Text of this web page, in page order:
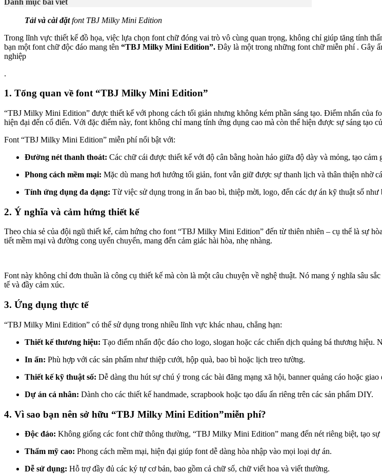
Tải và cài đặtfont TBJ Milky Mini Edition
Trong lĩnh vực thiết kế đồ họa, việc lựa chọn font chữ đóng vai trò vô cùng quan trọng, không chỉ giúp tăng tính
bạn một font chữ độc đáo mang tên “TBJ Milky Mini Edition”. Đây là một trong những font chữ miễn phí . Gây
nghiệp
.
1. Tổng quan về font “TBJ Milky Mini Edition”
“TBJ Milky Mini Edition” được thiết kế với phong cách tối giản nhưng không kém phần sáng tạo. Điểm nhấn của
hiện đại đến cổ điển. Với đặc điểm này, font không chỉ mang tính ứng dụng cao mà còn thể hiện được sự sáng tạo
Font “TBJ Milky Mini Edition” miễn phí nổi bật với:
Đường nét thanh thoát: Các chữ cái được thiết kế với độ cân bằng hoàn hảo giữa độ dày và mỏng, tạo cảm
Phong cách mềm mại: Mặc dù mang hơi hướng tối giản, font vẫn giữ được sự thanh lịch và thân thiện nhờ
Tính ứng dụng đa dạng: Từ việc sử dụng trong in ấn bao bì, thiệp mời, logo, đến các dự án kỹ thuật số như
2. Ý nghĩa và cảm hứng thiết kế
Theo chia sẻ của đội ngũ thiết kế, cảm hứng cho font “TBJ Milky Mini Edition” đến từ thiên nhiên – cụ thể là sự
tiết mềm mại và đường cong uyển chuyển, mang đến cảm giác hài hòa, nhẹ nhàng.
Font này không chỉ đơn thuần là công cụ thiết kế mà còn là một câu chuyện về nghệ thuật. Nó mang ý nghĩa sâu
tế và đầy cảm xúc.
3. Ứng dụng thực tế
“TBJ Milky Mini Edition” có thể sử dụng trong nhiều lĩnh vực khác nhau, chẳng hạn:
Thiết kế thương hiệu: Tạo điểm nhấn độc đáo cho logo, slogan hoặc các chiến dịch quảng bá thương hiệu.
In ấn: Phù hợp với các sản phẩm như thiệp cưới, hộp quà, bao bì hoặc lịch treo tường.
Thiết kế kỹ thuật số: Dễ dàng thu hút sự chú ý trong các bài đăng mạng xã hội, banner quảng cáo hoặc giao
Dự án cá nhân: Dành cho các thiết kế handmade, scrapbook hoặc tạo dấu ấn riêng trên các sản phẩm DIY.
4. Vì sao bạn nên sở hữu “TBJ Milky Mini Edition”miễn phí?
Độc đáo: Không giống các font chữ thông thường, “TBJ Milky Mini Edition” mang đến nét riêng biệt, tạo sự
Thẩm mỹ cao: Phong cách mềm mại, hiện đại giúp font dễ dàng hòa nhập vào mọi loại dự án.
Dễ sử dụng: Hỗ trợ đầy đủ các ký tự cơ bản, bao gồm cả chữ số, chữ viết hoa và viết thường.